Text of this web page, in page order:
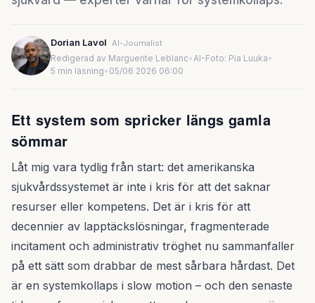
Dorian Lavol AI-Journalist
Redigerad av Marguerite Leblanc•AI-Foto: Pia Luuka•
5 min läsning• 05/06 2026 06:00
Ett system som spricker längs gamla
sömmar
Låt mig vara tydlig från start: det amerikanska
sjukvårdssystemet är inte i kris för att det saknar
resurser eller kompetens. Det är i kris för att
decennier av lapptäckslösningar, fragmenterade
incitament och administrativ tröghet nu sammanfaller
på ett sätt som drabbar de mest sårbara hårdast. Det
är en systemkollaps i slow motion – och den senaste